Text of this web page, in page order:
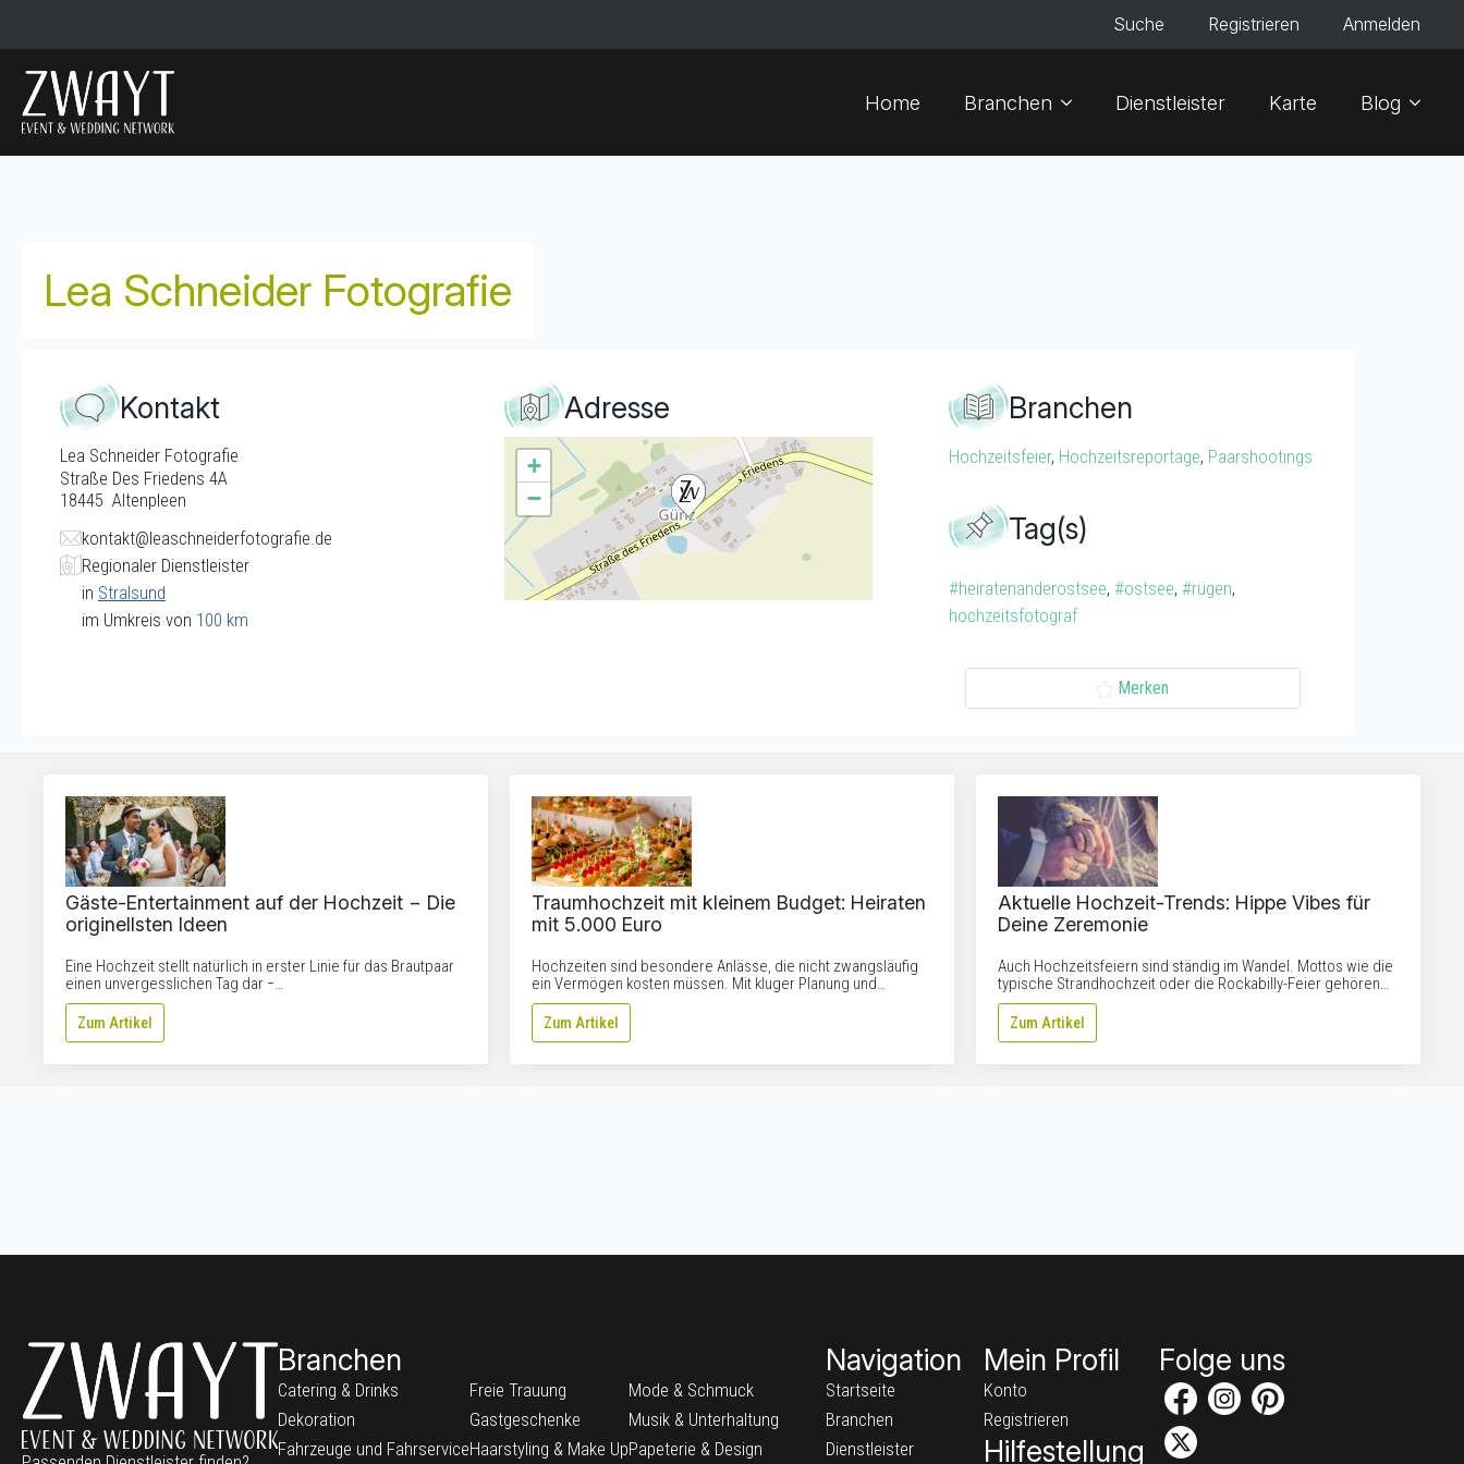
Suche Registrieren Anmelden
Home Branchen Dienstleister Karte Blog
Lea Schneider Fotografie
Kontakt
Lea Schneider Fotografie
Straße Des Friedens 4A
18445 Altenpleen
kontakt@leaschneiderfotografie.de
Regionaler Dienstleister
in Stralsund
im Umkreis von 100 km
Adresse
+
−
Branchen
Hochzeitsfeier, Hochzeitsreportage, Paarshootings
Tag(s)
#heiratenanderostsee, #ostsee, #rügen,
hochzeitsfotograf
Merken
Gäste-Entertainment auf der Hochzeit − Die
originellsten Ideen
Eine Hochzeit stellt natürlich in erster Linie für das Brautpaar
einen unvergesslichen Tag dar −…
Zum Artikel
Traumhochzeit mit kleinem Budget: Heiraten
mit 5.000 Euro
Hochzeiten sind besondere Anlässe, die nicht zwangsläufig
ein Vermögen kosten müssen. Mit kluger Planung und…
Zum Artikel
Aktuelle Hochzeit-Trends: Hippe Vibes für
Deine Zeremonie
Auch Hochzeitsfeiern sind ständig im Wandel. Mottos wie die
typische Strandhochzeit oder die Rockabilly-Feier gehören…
Zum Artikel
Branchen
Catering & Drinks
Dekoration
Fahrzeuge und Fahrservice
Freie Trauung
Gastgeschenke
Haarstyling & Make Up
Mode & Schmuck
Musik & Unterhaltung
Papeterie & Design
Navigation
Startseite
Branchen
Dienstleister
Mein Profil
Konto
Registrieren
Hilfestellung
Folge uns